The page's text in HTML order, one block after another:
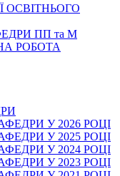
ОСВІТНЬОГО
ПП та М
РОБОТА
У 2026 РОЦІ
У 2025 РОЦІ
У 2024 РОЦІ
У 2023 РОЦІ